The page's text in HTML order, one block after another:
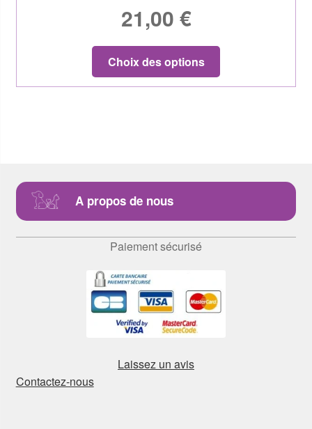
21,00 €
Choix des options
A propos de nous
Paiement sécurisé
Laissez un avis
Contactez-nous